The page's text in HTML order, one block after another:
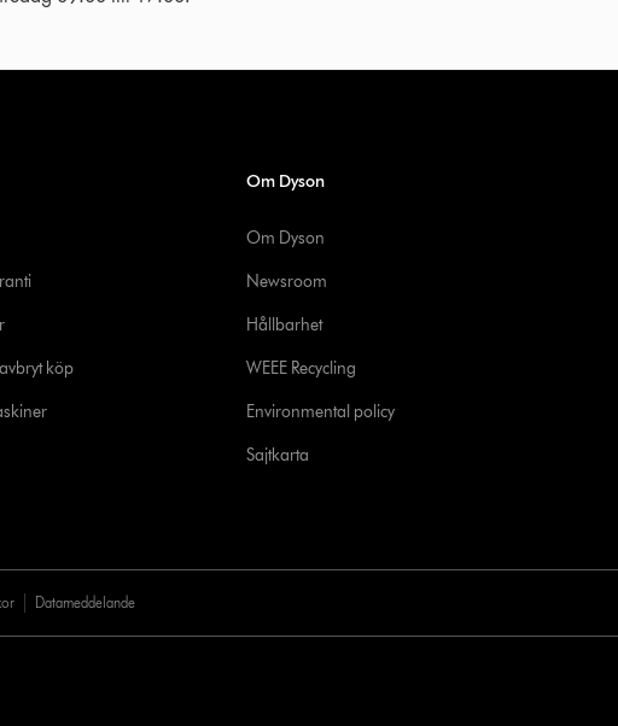
köp
Om Dyson
Om Dyson
Newsroom
Hållbarhet
WEEE Recycling
Environmental policy
Sajtkarta
Datameddelande